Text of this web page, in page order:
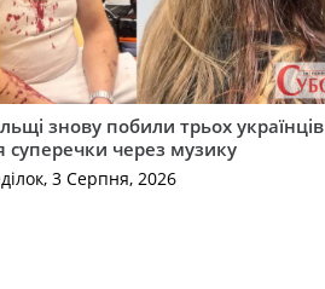
знову побили трьох українців
суперечки через музику
3 Серпня, 2026